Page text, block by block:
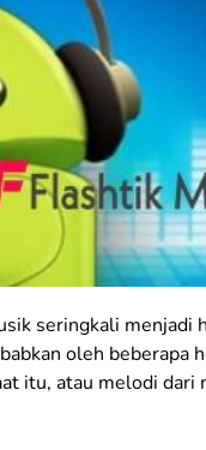
seringkali menjadi
oleh beberapa
itu, atau melodi dari